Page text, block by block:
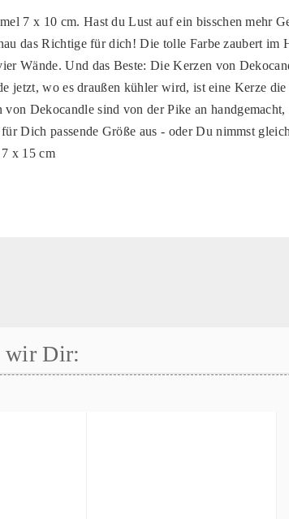
7 x 10 cm. Hast du Lust auf ein bisschen mehr
das Richtige für dich! Die tolle Farbe zaubert im
Wände. Und das Beste: Die Kerzen von
jetzt, wo es draußen kühler wird, ist eine Kerze
Dekocandle sind von der Pike an
Dich passende Größe aus - oder Du nimmst
x 15 cm
wir Dir: